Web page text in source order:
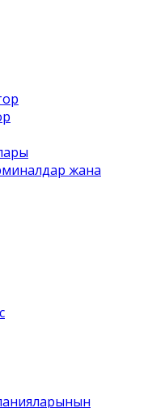
жана